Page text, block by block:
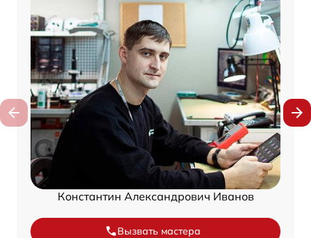
Константин Александрович Иванов
Вызвать мастера